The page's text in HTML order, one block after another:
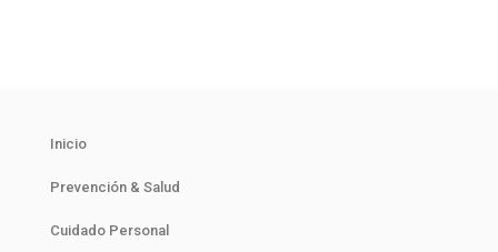
Inicio
Prevención & Salud
Cuidado Personal